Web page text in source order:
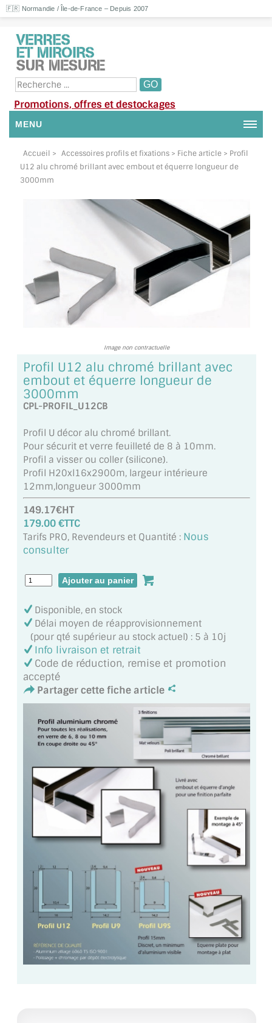
🇫🇷 Normandie / Île-de-France – Depuis 2007
Promotions, offres et destockages
MENU
NOUS CONTACTER
MON COMPTE / SE CONNECTER
DEMANDE DE DEVIS
SUIVI DE COMMANDE
TOUS LES TARIFS AU M2
GUIDE : CHOIX PAR UTILISATION
AMBIANCE LAITON BROSSÉ
MIROIRS VIEILLIS AMBIANCE BRASSERIE
MIROIR VIEILLI
MIROIR DÉCORATIF DE COULEUR
LOTS DE MIROIRS EN MOZAÏQUE
MIROIR POUR PORTE
MIROIR DE SALLE DE BAIN
MIROIR PAROI DE DOUCHE
MIROIR POUR SALLE DE SPORT
MIROIR POUR SALLE DE DANSE
MIROIR ENCADRÉ
MIROIR TV
VERRE EXTRACLAIR
VERRE TREMPÉ (SÉCURIT)
PAROI DE DOUCHE
VERRE FEUILLETÉ
VERRE ANTI-REFLET
VERRE LAQUÉ/CRÉDENCE
VERRE FEUILLETÉ/TREMPÉ
DALLE DE SOL EN VERRE
PORTE EN VERRE
Accueil > Accessoires profils et fixations > Fiche article > Profil
U12 alu chromé brillant avec embout et équerre longueur de
3000mm
Image non contractuelle
Profil U12 alu chromé brillant avec
embout et équerre longueur de
3000mm
CPL-PROFIL_U12CB
Profil U décor alu chromé brillant.
Pour sécurit et verre feuilleté de 8 à 10mm.
Profil a visser ou coller (silicone).
Profil H20xl16x2900m, largeur intérieure
12mm,longueur 3000mm
149.17€HT
179.00 €TTC
Tarifs PRO, Revendeurs et Quantité : Nous
consulter
Disponible, en stock
Délai moyen de réapprovisionnement
(pour qté supérieur au stock actuel) : 5 à 10j
Info livraison et retrait
Code de réduction, remise et promotion
accepté
Partager cette fiche article